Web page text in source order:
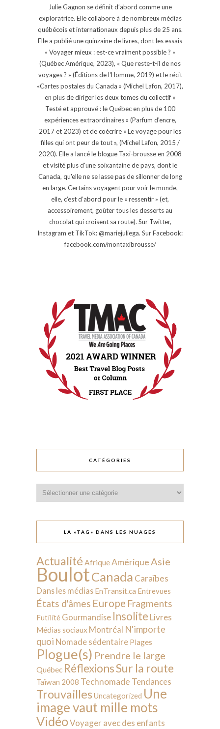
Julie Gagnon se définit d’abord comme une
exploratrice. Elle collabore à de nombreux médias
québécois et internationaux depuis plus de 25 ans.
Elle a publié une quinzaine de livres, dont les essais
« Voyager mieux : est-ce vraiment possible ? »
(Québec Amérique, 2023), « Que reste-t-il de nos
voyages ? » (Éditions de l'Homme, 2019) et le récit
«Cartes postales du Canada » (Michel Lafon, 2017),
en plus de diriger les deux tomes du collectif «
Testé et approuvé : le Québec en plus de 100
expériences extraordinaires » (Parfum d'encre,
2017 et 2023) et de coécrire « Le voyage pour les
filles qui ont peur de tout », (Michel Lafon, 2015 /
2020). Elle a lancé le blogue Taxi-brousse en 2008
et visité plus d'une soixantaine de pays, dont le
Canada, qu'elle ne se lasse pas de sillonner de long
en large. Certains voyagent pour voir le monde,
elle, c’est d’abord pour le « ressentir » (et,
accessoirement, goûter tous les desserts au
chocolat qui croisent sa route). Sur Twitter,
Instagram et TikTok: @mariejuliega. Sur Facebook:
facebook.com/montaxibrousse/
CATÉGORIES
LA «TAG» DANS LES NUAGES
Actualité AfriqueAmérique Asie
BoulotCanada Caraïbes
Dans les médias EnTransit.ca Entrevues
États d'âmes Europe Fragments
Futilité Gourmandise Insolite Livres
Médias sociaux Montréal N'importe
quoi Nomade sédentaire Plages
Plogue(s) Prendre le large
Québec RéflexionsSur la route
Taïwan 2008 Technomade Tendances
Trouvailles Uncategorized Une
image vaut mille mots
VidéoVoyager avec des enfants